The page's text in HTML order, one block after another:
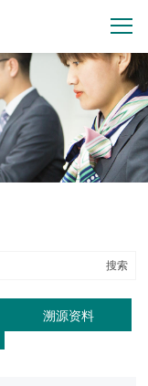
溯源资料